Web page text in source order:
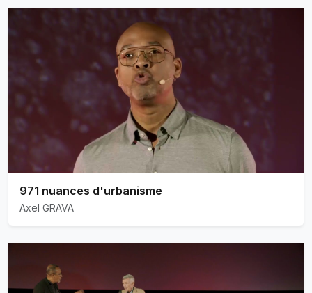
971 nuances d'urbanisme
Axel GRAVA